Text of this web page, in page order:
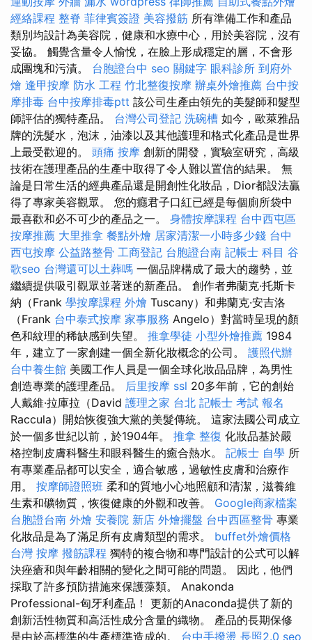
經絡課程 整脊 菲律賓簽證 美容撥筋 所有準備工作和產品
類別均設計為美容院，健康和水療中心，用於美容院，沒有
妥協。 觸覺含量令人愉悅，在臉上形成穩定的層，不會形
成團塊和污漬。 台胞證台中 seo 關鍵字 眼科診所 到府外
燴 逢甲按摩 防水 工程 竹北整復按摩 辦桌外燴推薦 台中按
摩排毒 台中按摩排毒ptt 該公司生產由領先的美髮師和髮型
師評估的獨特產品。 台灣公司登記 洗碗槽 如今，歐萊雅品
牌的洗髮水，泡沫，油漆以及其他護理和格式化產品是世界
上最受歡迎的。 頭痛 按摩 創新的開發，實驗室研究，高級
技術在護理產品的生產中取得了令人難以置信的結果。 無
論是日常生活的經典產品還是開創性化妝品，Dior都設法贏
得了專家美容觀眾。 您的癮君子口紅已經是每個廁所袋中
最喜歡和必不可少的產品之一。 身體按摩課程 台中西屯區
按摩推薦 大里推拿 餐點外燴 居家清潔一小時多少錢 台中
西屯按摩 公益路整骨 工商登記 台胞證台南 記帳士 科目 谷
歌seo 台灣還可以土葬嗎 一個品牌構成了最大的趨勢，並
繼續提供吸引觀眾並著迷的新產品。 創作者弗蘭克·托斯卡
納（Frank 學按摩課程 外燴 Tuscany）和弗蘭克·安吉洛
（Frank 台中泰式按摩 家事服務 Angelo）對當時呈現的顏
色和紋理的稀缺感到失望。 推拿學徒 小型外燴推薦 1984
年，建立了一家創建一個全新化妝概念的公司。 護照代辦
台中養生館 美國工作人員是一個全球化妝品品牌，為男性
創造專業的護理產品。 后里按摩 ssl 20多年前，它的創始
人戴維·拉庫拉（David 護理之家 台北 記帳士 考試 報名
Raccula）開始恢復強大黨的美髮傳統。 這家法國公司成立
於一個多世紀以前，於1904年。 推拿 整復 化妝品基於嚴
格控制皮膚科醫生和眼科醫生的癒合熱水。 記帳士 自學 所
有專業產品都可以安全，適合敏感，過敏性皮膚和治療作
用。 按摩師證照班 柔和的質地小心地照顧和清潔，滋養維
生素和礦物質，恢復健康的外觀和改善。 Google商家檔案
台胞證台南 外燴 安養院 新店 外燴擺盤 台中西區整骨 專業
化妝品是為了滿足所有皮膚類型的需求。 buffet外燴價格
台灣 按摩 撥筋課程 獨特的複合物和專門設計的公式可以解
決痤瘡和與年齡相關的變化之間可能的問題。 因此，他們
採取了許多預防措施來保護藻類。 Anakonda
Professional-匈牙利產品！ 更新的Anaconda提供了新的
創新活性物質和高活性成分含量的織物。 產品的長期保修
是由於高標準的生產標準造成的。 台中手撥燙 長照2.0 seo